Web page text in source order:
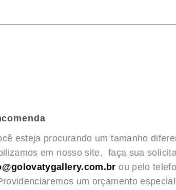
esteja procurando um tamanho
em nosso site, faça sua
ou pelo
um orçamento